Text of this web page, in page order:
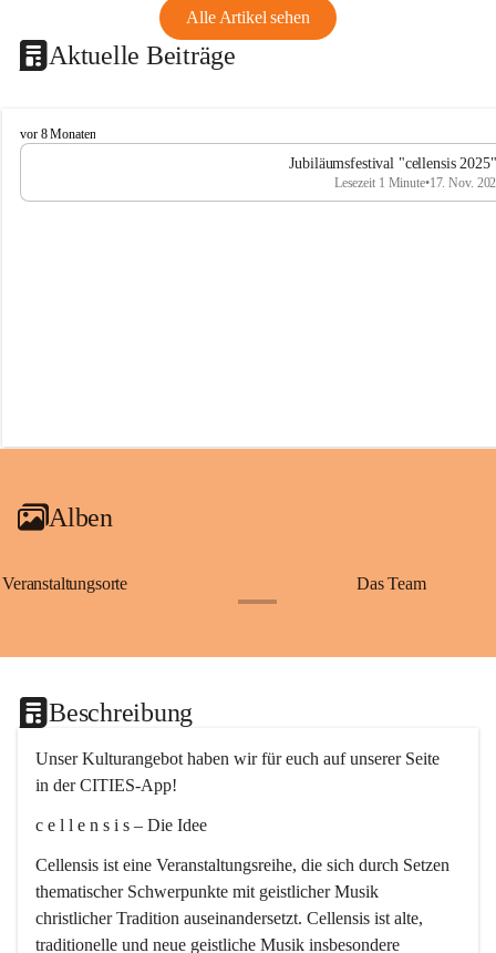
Alle Artikel sehen
Aktuelle Beiträge
C
e
l
vor 8 Monaten
Jubiläumsfestival "cellensis
Lesezeit 1 Minute•17. Nov.
Alben
Veranstaltungsorte Das Team
Beschreibung
Unser Kulturangebot haben wir für euch auf unserer Seite
in der CITIES-App!
c e l l e n s i s – Die Idee
Cellensis ist eine Veranstaltungsreihe, die sich durch Setzen
thematischer Schwerpunkte mit geistlicher Musik
christlicher Tradition auseinandersetzt. Cellensis ist alte,
traditionelle und neue geistliche Musik insbesondere